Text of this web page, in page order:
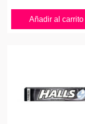
Añadir al carrito